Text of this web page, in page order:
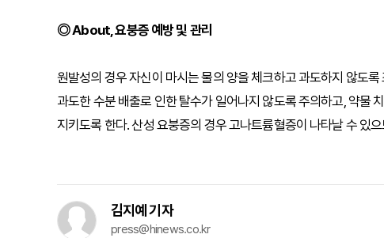
◎ About, 요붕증 예방 및 관리
원발성의 경우 자신이 마시는 물의 양을 체크하고 과도하지 않도
과도한 수분 배출로 인한 탈수가 일어나지 않도록 주의하고, 약물
지키도록 한다. 산성 요붕증의 경우 고나트륨혈증이 나타날 수 있
김지예 기자
press@hinews.co.kr